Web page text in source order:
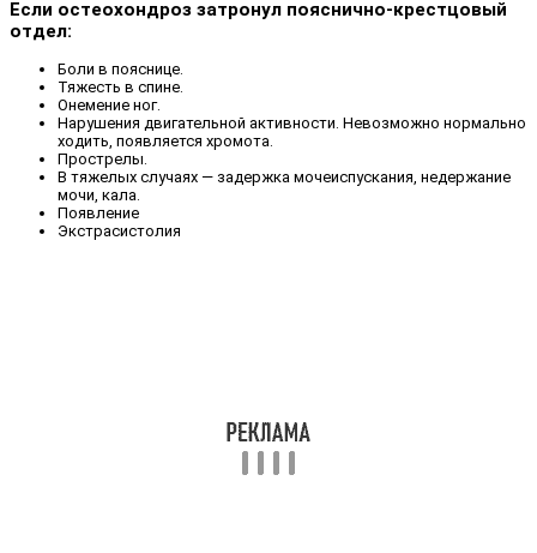
Если остеохондроз затронул пояснично-крестцовый
отдел:
Боли в пояснице.
Тяжесть в спине.
Онемение ног.
Нарушения двигательной активности. Невозможно нормально
ходить, появляется хромота.
Прострелы.
В тяжелых случаях — задержка мочеиспускания, недержание
мочи, кала.
Появление
Экстрасистолия